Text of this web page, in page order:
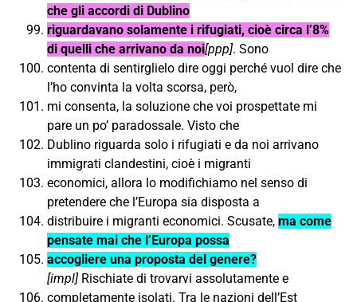
che gli accordi di Dublino
riguardavano solamente i rifugiati, cioè circa l’8%
di quelli che arrivano da noi[ppp]. Sono
contenta di sentirglielo dire oggi perché vuol dire che
l’ho convinta la volta scorsa, però,
mi consenta, la soluzione che voi prospettate mi
pare un po’ paradossale. Visto che
Dublino riguarda solo i rifugiati e da noi arrivano
immigrati clandestini, cioè i migranti
economici, allora lo modifichiamo nel senso di
pretendere che l’Europa sia disposta a
distribuire i migranti economici. Scusate, ma come
pensate mai che l’Europa possa
accogliere una proposta del genere?
[impl]Rischiate di trovarvi assolutamente e
completamente isolati. Tra le nazioni dell’Est